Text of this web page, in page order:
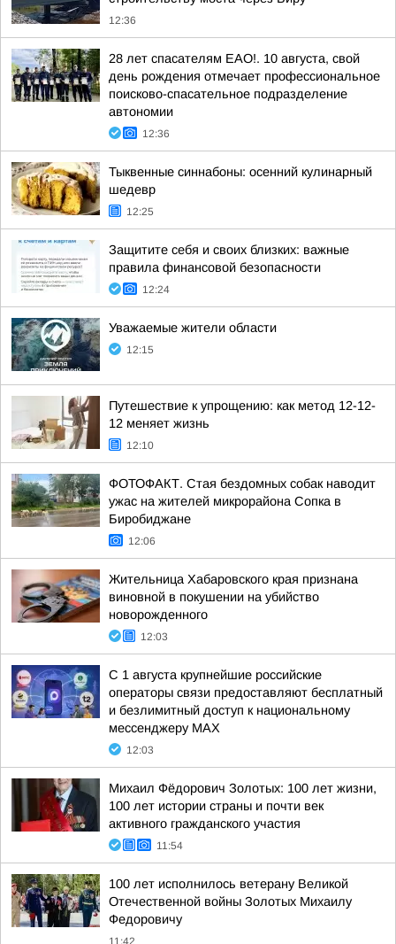
12:36
28 лет спасателям ЕАО!. 10 августа, свой
день рождения отмечает профессиональное
поисково-спасательное подразделение
автономии
12:36
Тыквенные синнабоны: осенний кулинарный
шедевр
12:25
Защитите себя и своих близких: важные
правила финансовой безопасности
12:24
Уважаемые жители области
12:15
Путешествие к упрощению: как метод 12-12-
12 меняет жизнь
12:10
ФОТОФАКТ. Стая бездомных собак наводит
ужас на жителей микрорайона Сопка в
Биробиджане
12:06
Жительница Хабаровского края признана
виновной в покушении на убийство
новорожденного
12:03
С 1 августа крупнейшие российские
операторы связи предоставляют бесплатный
и безлимитный доступ к национальному
мессенджеру MAX
12:03
Михаил Фёдорович Золотых: 100 лет жизни,
100 лет истории страны и почти век
активного гражданского участия
11:54
100 лет исполнилось ветерану Великой
Отечественной войны Золотых Михаилу
Федоровичу
11:42